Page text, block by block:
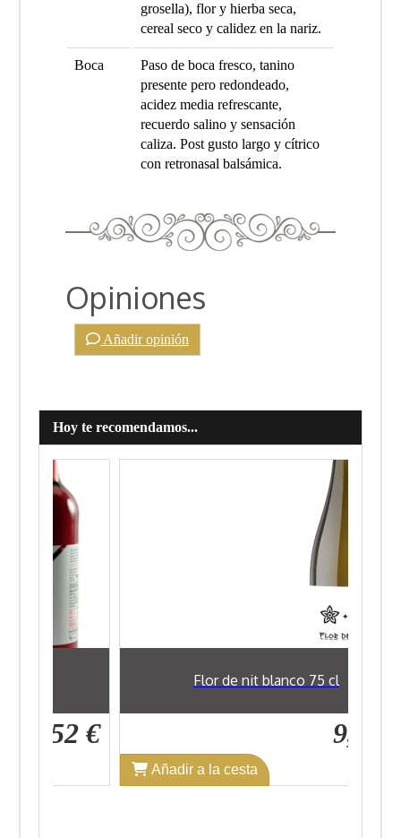
grosella), flor y hierba seca,
cereal seco y calidez en la nariz.
Boca
Paso de boca fresco, tanino
presente pero redondeado,
acidez media refrescante,
recuerdo salino y sensación
caliza. Post gusto largo y cítrico
con retronasal balsámica.
Opiniones
Añadir opinión
Hoy te recomendamos...
7,52 €
Flor de nit blanco 75 cl
9,89 €
Añadir a la cesta